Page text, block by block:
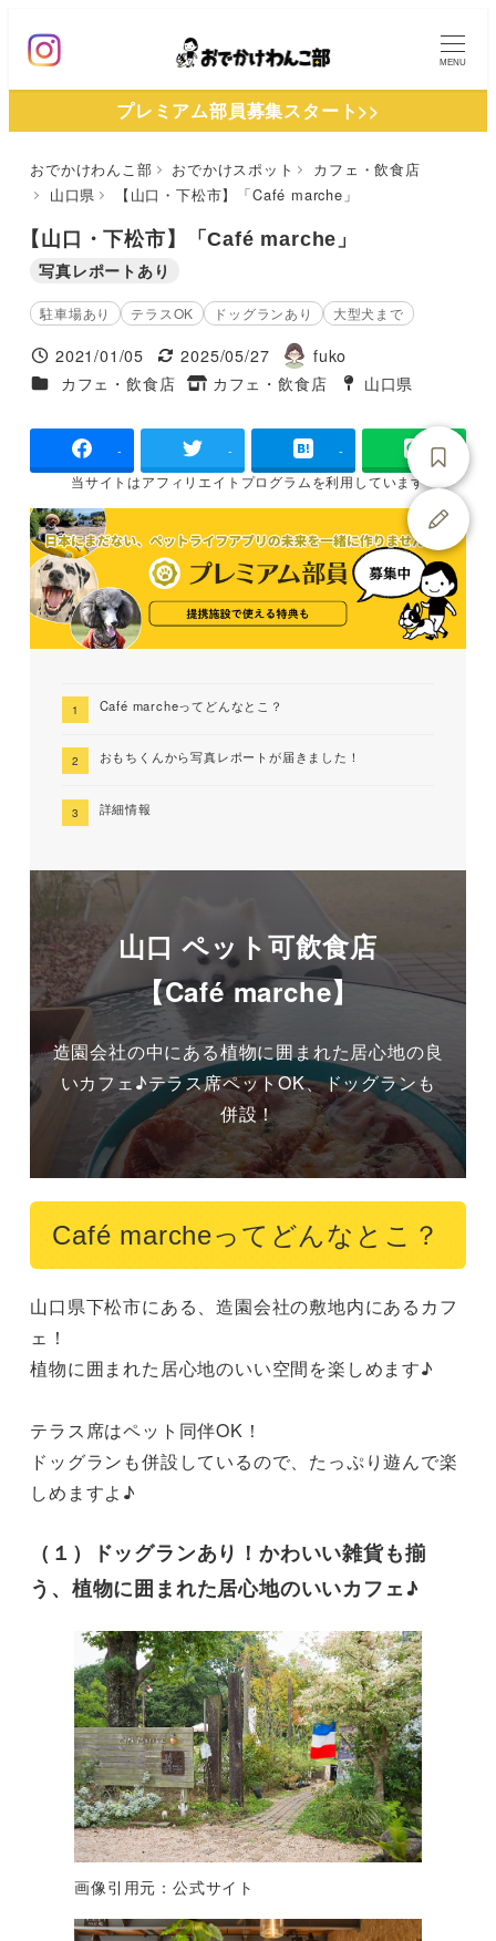
ン
MENU
プレミアム部員募集スタート>>
おでかけわんこ部 おでかけスポット
カフェ・飲食店
山口県
【山口・下松市】「Café marche」
【山口・下松市】「Café marche」
写真レポートあり
駐車場あり テラスOK ドッグランあり 大型犬まで
投稿日
2021/01/05
更新日
2025/05/27
著
者
fuko
施設ジャンル
カフェ・飲食店
タグ
カフェ・飲食店
タグ
山口県
- - -
当サイトはアフィリエイトプログラムを利用しています
Café marcheってどんなとこ？
おもちくんから写真レポートが届きました！
詳細情報
山口 ペット可飲食店
【Café marche】
造園会社の中にある植物に囲まれた居心地の良
いカフェ♪テラス席ペットOK、ドッグランも
併設！
Café marcheってどんなとこ？
山口県下松市にある、造園会社の敷地内にあるカフ
ェ！
植物に囲まれた居心地のいい空間を楽しめます♪
テラス席はペット同伴OK！
ドッグランも併設しているので、たっぷり遊んで楽
しめますよ♪
（１）ドッグランあり！かわいい雑貨も揃
う、植物に囲まれた居心地のいいカフェ♪
画像引用元：公式サイト